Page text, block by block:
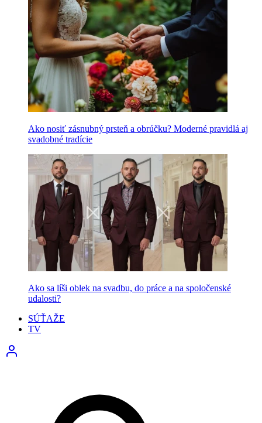
Ako nosiť zásnubný prsteň a obrúčku? Moderné pravidlá aj
svadobné tradície
Ako sa líši oblek na svadbu, do práce a na spoločenské
udalosti?
SÚŤAŽE
TV